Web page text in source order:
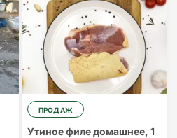
ПРОДАЖ
Утиное филе домашнее, 1